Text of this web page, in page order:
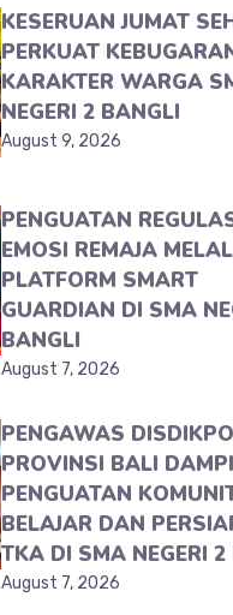
KESERUAN JUMAT
PERKUAT
KARAKTER WARGA
NEGERI 2 BANGLI
August 9, 2026
PENGUATAN
EMOSI REMAJA
PLATFORM SMART
GUARDIAN DI SMA
BANGLI
August 7, 2026
PENGAWAS
PROVINSI BALI
PENGUATAN
BELAJAR DAN
TKA DI SMA NEGERI 2
August 7, 2026